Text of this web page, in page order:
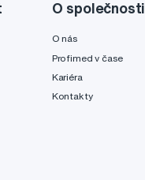
O společnosti
O nás
Profimed v čase
Kariéra
Kontakty